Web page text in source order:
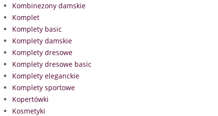
Kombinezony damskie
Komplet
Komplety basic
Komplety damskie
Komplety dresowe
Komplety dresowe basic
Komplety eleganckie
Komplety sportowe
Kopertówki
Kosmetyki